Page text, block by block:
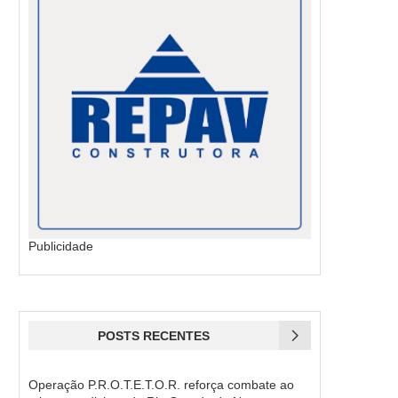
Publicidade
POSTS RECENTES
Operação P.R.O.T.E.T.O.R. reforça combate ao